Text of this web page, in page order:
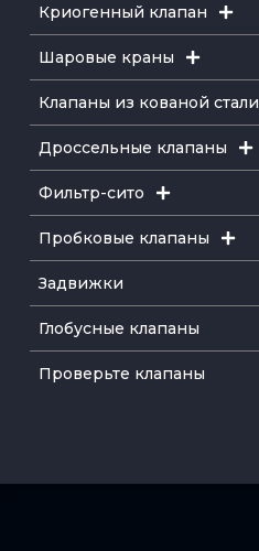
Криогенный клапан
Шаровые краны
Клапаны из кованой стали
Дроссельные клапаны
Фильтр-сито
Пробковые клапаны
Задвижки
Глобусные клапаны
Проверьте клапаны